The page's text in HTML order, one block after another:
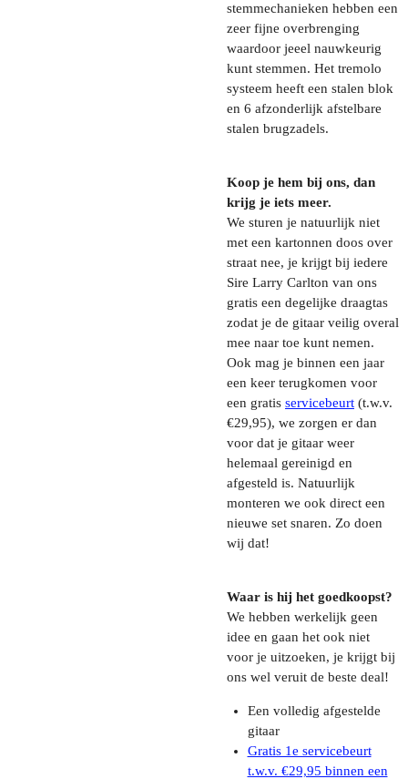
stemmechanieken hebben een
zeer fijne overbrenging
waardoor jeeel nauwkeurig
kunt stemmen. Het tremolo
systeem heeft een stalen blok
en 6 afzonderlijk afstelbare
stalen brugzadels.
Koop je hem bij ons, dan
krijg je iets meer.
We sturen je natuurlijk niet
met een kartonnen doos over
straat nee, je krijgt bij iedere
Sire Larry Carlton van ons
gratis een degelijke draagtas
zodat je de gitaar veilig overal
mee naar toe kunt nemen.
Ook mag je binnen een jaar
een keer terugkomen voor
een gratis servicebeurt (t.w.v.
€29,95), we zorgen er dan
voor dat je gitaar weer
helemaal gereinigd en
afgesteld is. Natuurlijk
monteren we ook direct een
nieuwe set snaren. Zo doen
wij dat!
Waar is hij het goedkoopst?
We hebben werkelijk geen
idee en gaan het ook niet
voor je uitzoeken, je krijgt bij
ons wel veruit de beste deal!
Een volledig afgestelde
gitaar
Gratis 1e servicebeurt
t.w.v. €29,95 binnen een